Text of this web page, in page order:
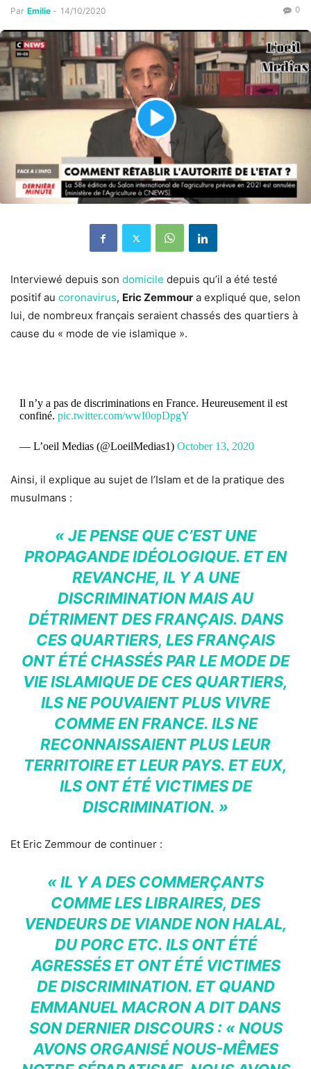
Par Emilie - 14/10/2020 0
Interviewé depuis son domicile depuis qu’il a été testé
positif au coronavirus, Eric Zemmour a expliqué que, selon
lui, de nombreux français seraient chassés des quartiers à
cause du « mode de vie islamique ».
Il n’y a pas de discriminations en France. Heureusement il est
confiné. pic.twitter.com/wwI0opDpgY
— L’oeil Medias (@LoeilMedias1) October 13, 2020
Ainsi, il explique au sujet de l’Islam et de la pratique des
musulmans :
« JE PENSE QUE C’EST UNE
PROPAGANDE IDÉOLOGIQUE. ET EN
REVANCHE, IL Y A UNE
DISCRIMINATION MAIS AU
DÉTRIMENT DES FRANÇAIS. DANS
CES QUARTIERS, LES FRANÇAIS
ONT ÉTÉ CHASSÉS PAR LE MODE DE
VIE ISLAMIQUE DE CES QUARTIERS,
ILS NE POUVAIENT PLUS VIVRE
COMME EN FRANCE. ILS NE
RECONNAISSAIENT PLUS LEUR
TERRITOIRE ET LEUR PAYS. ET EUX,
ILS ONT ÉTÉ VICTIMES DE
DISCRIMINATION. »
Et Eric Zemmour de continuer :
« IL Y A DES COMMERÇANTS
COMME LES LIBRAIRES, DES
VENDEURS DE VIANDE NON HALAL,
DU PORC ETC. ILS ONT ÉTÉ
AGRESSÉS ET ONT ÉTÉ VICTIMES
DE DISCRIMINATION. ET QUAND
EMMANUEL MACRON A DIT DANS
SON DERNIER DISCOURS : « NOUS
AVONS ORGANISÉ NOUS-MÊMES